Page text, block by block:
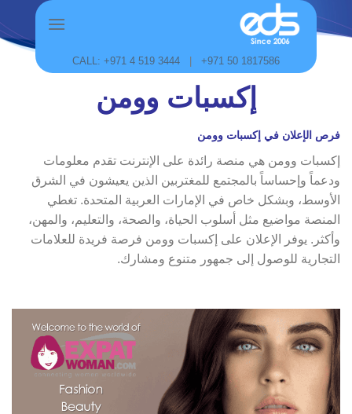
to
CALL: +971 4 519 3444 |+971 50 1817586
إكسبات وومن
فرص الإعلان في إكسبات وومن
إكسبات وومن هي منصة رائدة على الإنترنت تقدم معلومات
ودعماً وإحساساً بالمجتمع للمغتربين الذين يعيشون في الشرق
الأوسط، وبشكل خاص في الإمارات العربية المتحدة. تغطي
المنصة مواضيع مثل أسلوب الحياة، والصحة، والتعليم، والمهن،
وأكثر. يوفر الإعلان على إكسبات وومن فرصة فريدة للعلامات
التجارية للوصول إلى جمهور متنوع ومشارك.